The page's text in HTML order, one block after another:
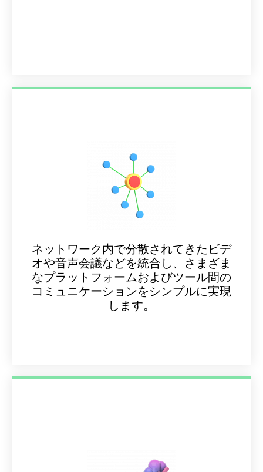
ネットワーク内で分散されてきたビデ
オや音声会議などを統合し、さまざま
なプラットフォームおよびツール間の
コミュニケーションをシンプルに実現
します。